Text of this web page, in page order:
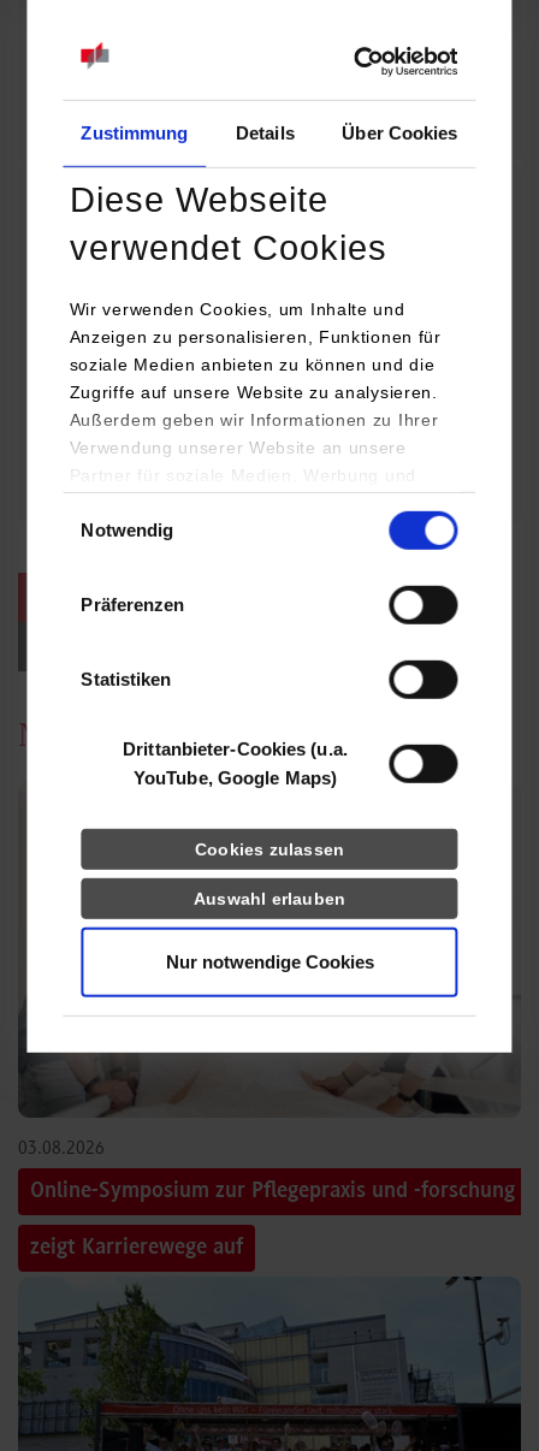
Zustimmung Details Über Cookies
Diese Webseite
verwendet Cookies
Wir verwenden Cookies, um Inhalte und
Anzeigen zu personalisieren, Funktionen für
soziale Medien anbieten zu können und die
Zugriffe auf unsere Website zu analysieren.
Außerdem geben wir Informationen zu Ihrer
Verwendung unserer Website an unsere
Partner für soziale Medien, Werbung und
YouTube, Google Maps) führen diese
Daten zusammen, die Sie ihnen bereitgestellt
haben oder die sie im Rahmen Ihrer Nutzung
Notwendig
Präferenzen
Statistiken
Drittanbieter-Cookies (u.a.
YouTube, Google Maps)
Cookies zulassen
Auswahl erlauben
Nur notwendige Cookies
Online INDIS-Infoveranstaltung für Studierende
Zum Event
Technologietag: Clean Urban Transportation –
nachhaltige Mobilität im (sub)urbanen Umfeld
16.09.2026 - 17.09.2026
Im Mittelpunkt stehen elektrische Antriebe, moderne
Batterietechnologien und innovative Fahrzeugkonzepte für
nachhaltige Mobilität in Stadt und…
weitere Veranstaltungen / Termine
News
03.08.2026
Online-Symposium zur Pflegepraxis und -forschung
zeigt Karrierewege auf